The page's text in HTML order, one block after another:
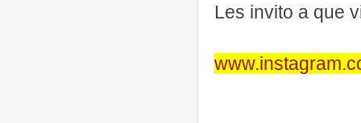
Les invito a que